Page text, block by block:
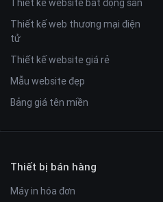
Thiết kế website bất động sản
Thiết kế web thương mại điện
tử
Thiết kế website giá rẻ
Mẫu website đẹp
Bảng giá tên miền
Thiết bị bán hàng
Máy in hóa đơn